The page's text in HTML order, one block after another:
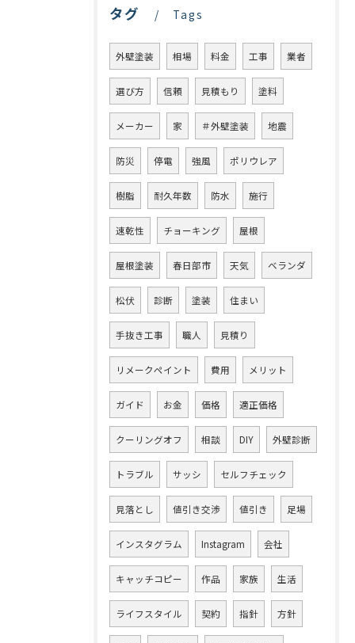
タグ Tags
外壁塗装 相場 料金 工事 業者
選び方 信頼 見積もり 塗料
メーカー 家 ＃外壁塗装 地震
防災 停電 強風 ポリウレア
樹脂 耐久年数 防水 施行
速乾性 チョーキング 屋根
屋根塗装 春日部市 天気 ベランダ
松伏 診断 塗装 住まい
手抜き工事 職人 見積り
リメークペイント 費用 メリット
ガイド お金 価格 適正価格
クーリングオフ 相談 DIY 外壁診断
トラブル サッシ セルフチェック
見落とし 値引き交渉 値引き 足場
インスタグラム Instagram 会社
キャッチコピー 作品 家族 生活
ライフスタイル 契約 指針 方針